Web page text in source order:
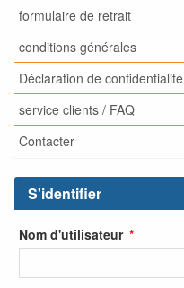
formulaire de retrait
conditions générales
Déclaration de confidentialité
service clients / FAQ
Contacter
S'identifier
Nom d'utilisateur